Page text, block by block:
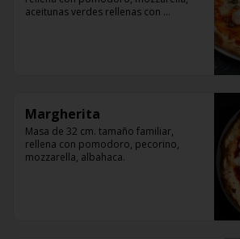
aceitunas verdes rellenas con
Margherita
Masa de 32 cm. tamaño familiar,
rellena con pomodoro, pecorino,
mozzarella, albahaca.